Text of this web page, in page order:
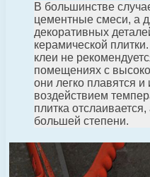
В большинстве
цементные смеси, а
декоративных
керамической
клеи не
помещениях с
они легко плавятся
воздействием
плитка
большей степени.